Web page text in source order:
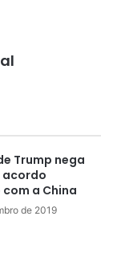
Trump nega
acordo
a China
de 2019